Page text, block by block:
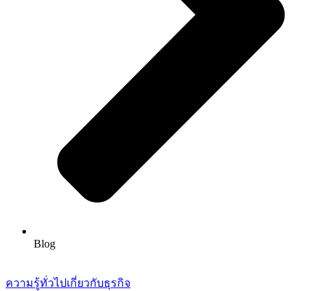
Blog
ความรู้ทั่วไปเกี่ยวกับธุรกิจ